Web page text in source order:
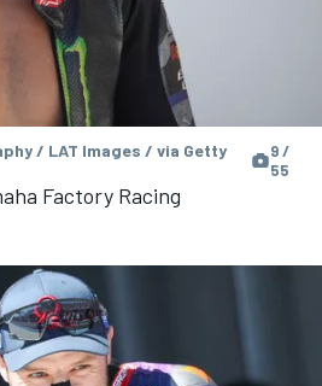
/ LAT Images / via Getty
9 /
55
Factory Racing